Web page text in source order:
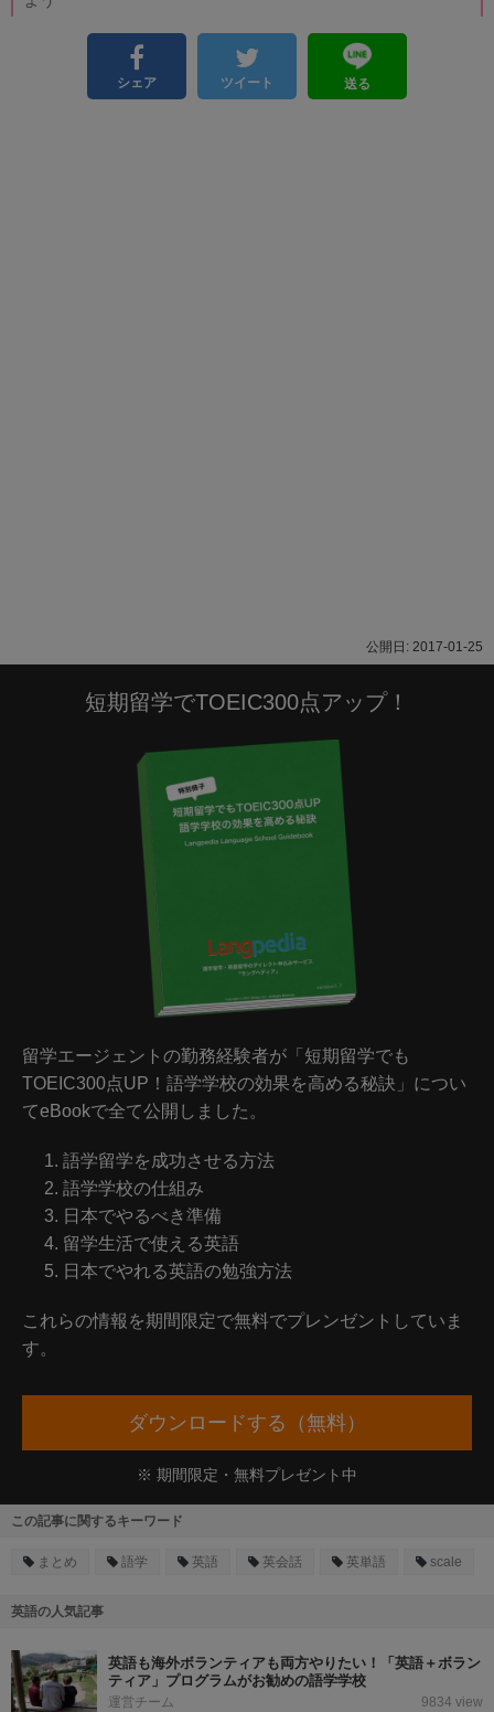
シェア ツイート 送る
2017-01-25
短期留学でTOEIC300点アップ！
留学エージェントの勤務経験者が「短期留学でも
TOEIC300点UP！語学学校の効果を高める秘訣」につい
てeBookで全て公開しました。
語学留学を成功させる方法
語学学校の仕組み
日本でやるべき準備
留学生活で使える英語
日本でやれる英語の勉強方法
これらの情報を期間限定で無料でプレンゼントしていま
す。
ダウンロードする（無料）
※ 期間限定・無料プレゼント中
この記事に関するキーワード
まとめ 語学 英語 英会話 英単語 scale
英語の人気記事
英語も海外ボランティアも両方やりたい！「英語＋ボラン
ティア」プログラムがお勧めの語学学校
運営チーム 9834 view